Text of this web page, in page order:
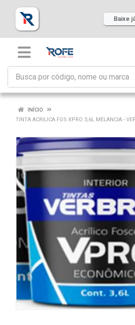
Baixe
INÍCIO
TINTA ACRILICA FOS XPRO 3,6L MELANCIA -